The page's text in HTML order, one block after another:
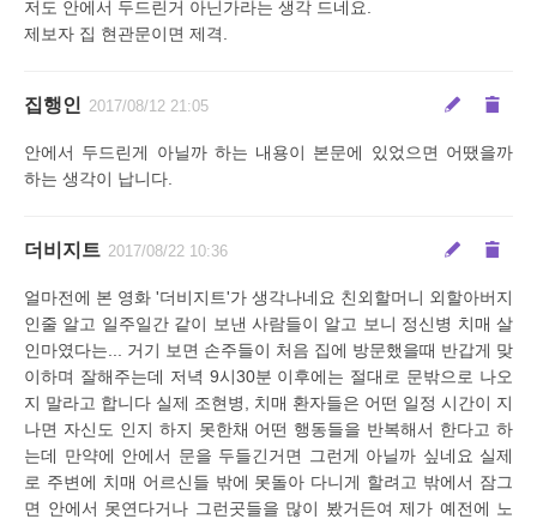
저도 안에서 두드린거 아닌가라는 생각 드네요.
제보자 집 현관문이면 제격.
집행인 2017/08/12 21:05
안에서 두드린게 아닐까 하는 내용이 본문에 있었으면 어땠을까
하는 생각이 납니다.
더비지트 2017/08/22 10:36
얼마전에 본 영화 '더비지트'가 생각나네요 친외할머니 외할아버지
인줄 알고 일주일간 같이 보낸 사람들이 알고 보니 정신병 치매 살
인마였다는... 거기 보면 손주들이 처음 집에 방문했을때 반갑게 맞
이하며 잘해주는데 저녁 9시30분 이후에는 절대로 문밖으로 나오
지 말라고 합니다 실제 조현병, 치매 환자들은 어떤 일정 시간이 지
나면 자신도 인지 하지 못한채 어떤 행동들을 반복해서 한다고 하
는데 만약에 안에서 문을 두들긴거면 그런게 아닐까 싶네요 실제
로 주변에 치매 어르신들 밖에 못돌아 다니게 할려고 밖에서 잠그
면 안에서 못연다거나 그런곳들을 많이 봤거든여 제가 예전에 노